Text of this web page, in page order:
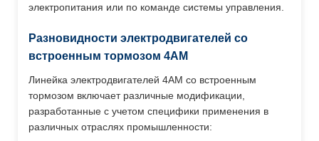
электропитания или по команде системы управления.
Разновидности электродвигателей со
встроенным тормозом 4АМ
Линейка электродвигателей 4АМ со встроенным
тормозом включает различные модификации,
разработанные с учетом специфики применения в
различных отраслях промышленности: